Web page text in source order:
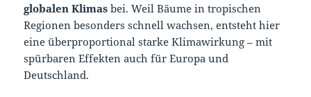
globalen Klimas bei. Weil Bäume in tropischen
Regionen besonders schnell wachsen, entsteht hier
eine überproportional starke Klimawirkung – mit
spürbaren Effekten auch für Europa und
Deutschland.